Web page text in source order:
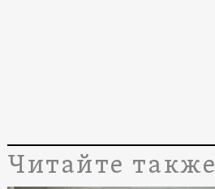
Читайте также